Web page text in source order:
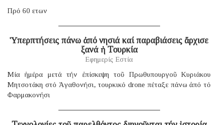
Πρό 60 ετων
Ὑπερπτήσεις πάνω ἀπό νησιά καί παραβιάσεις ἄρχισε
ξανά ἡ Τουρκία
Εφημερίς Εστία
Μία ἡμέρα μετά τήν ἐπίσκεψη τοῦ Πρωθυπουργοῦ Κυριάκου
Μητσοτάκη στό Ἀγαθονήσι, τουρκικό drone πέταξε πάνω ἀπό τό
Φαρμακονήσι